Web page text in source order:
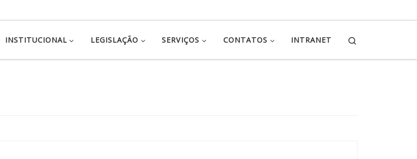
INSTITUCIONAL LEGISLAÇÃO SERVIÇOS CONTATOS INTRANET